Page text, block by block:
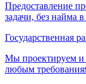
Предоставление
задачи, без найма
Государственная
Мы проектируем и
любым